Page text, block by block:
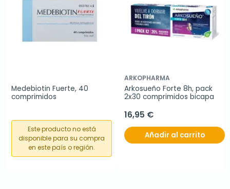
Medebiotin Fuerte, 40
comprimidos
Este producto no está
disponible para su compra
en este país o región.
ARKOPHARMA
Arkosueño Forte 8h, pack
2x30 comprimidos bicapa
16,95 €
Añadir al carrito